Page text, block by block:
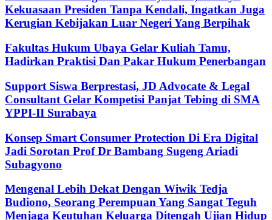
Kekuasaan Presiden Tanpa Kendali, Ingatkan Juga
Kerugian Kebijakan Luar Negeri Yang Berpihak
Fakultas Hukum Ubaya Gelar Kuliah Tamu,
Hadirkan Praktisi Dan Pakar Hukum Penerbangan
Support Siswa Berprestasi, JD Advocate & Legal
Consultant Gelar Kompetisi Panjat Tebing di SMA
YPPI-II Surabaya
Konsep Smart Consumer Protection Di Era Digital
Jadi Sorotan Prof Dr Bambang Sugeng Ariadi
Subagyono
Mengenal Lebih Dekat Dengan Wiwik Tedja
Budiono, Seorang Perempuan Yang Sangat Teguh
Menjaga Keutuhan Keluarga Ditengah Ujian Hidup